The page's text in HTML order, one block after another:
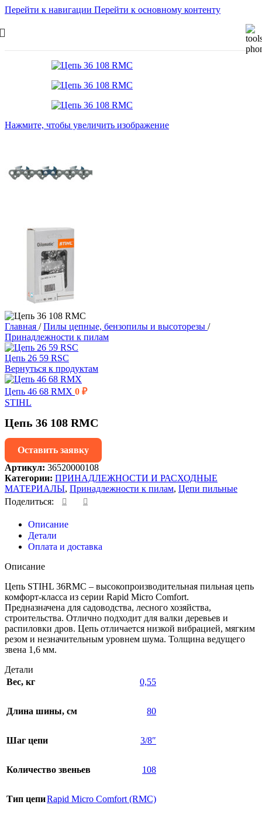
Перейти к навигации Перейти к основному контенту
Нажмите, чтобы увеличить изображение
Главная / Пилы цепные, бензопилы и высоторезы /
Принадлежности к пилам
Цепь 26 59 RSC
Вернуться к продуктам
Цепь 46 68 RMX 0 ₽
STIHL
Цепь 36 108 RMC
Оставить заявку
Артикул: 36520000108
Категории: ПРИНАДЛЕЖНОСТИ И РАСХОДНЫЕ
МАТЕРИАЛЫ, Принадлежности к пилам, Цепи пильные
Поделиться:
Описание
Детали
Оплата и доставка
Описание
Цепь STIHL 36RMС – высокопроизводительная пильная цепь
комфорт-класса из серии Rapid Micro Comfort.
Предназначена для садоводства, лесного хозяйства,
строительства. Отлично подходит для валки деревьев и
распиловки дров. Цепь отличается низкой вибрацией, мягким
резом и незначительным уровнем шума. Толщина ведущего
звена 1,6 мм.
Детали
Вес, кг
0,55
Длина шины, см 80
Шаг цепи 3/8″
Количество звеньев 108
Тип цепиRapid Micro Comfort (RMC)